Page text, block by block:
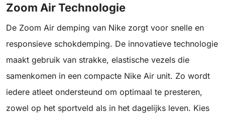
Zoom Air Technologie
De Zoom Air demping van Nike zorgt voor snelle en
responsieve schokdemping. De innovatieve technologie
maakt gebruik van strakke, elastische vezels die
samenkomen in een compacte Nike Air unit. Zo wordt
iedere atleet ondersteund om optimaal te presteren,
zowel op het sportveld als in het dagelijks leven. Kies